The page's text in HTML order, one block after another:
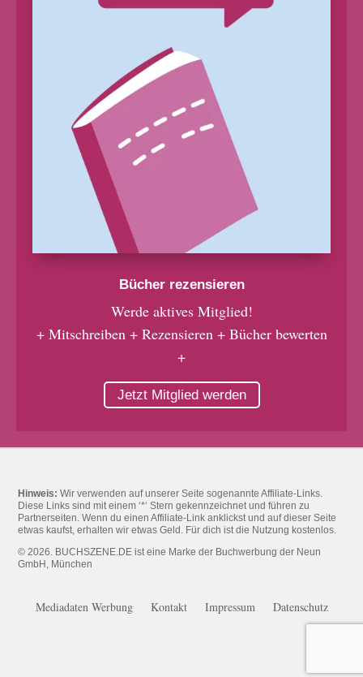
Bücher rezensieren
Werde aktives Mitglied!
+ Mitschreiben + Rezensieren + Bücher bewerten
+
Jetzt Mitglied werden
Hinweis: Wir verwenden auf unserer Seite sogenannte Affiliate-Links.
Diese Links sind mit einem ‘*‘ Stern gekennzeichnet und führen zu
Partnerseiten. Wenn du einen Affiliate-Link anklickst und auf dieser Seite
etwas kaufst, erhalten wir etwas Geld. Für dich ist die Nutzung kostenlos.
© 2026. BUCHSZENE.DE ist eine Marke der Buchwerbung der Neun
GmbH, München
Mediadaten Werbung Kontakt Impressum Datenschutz